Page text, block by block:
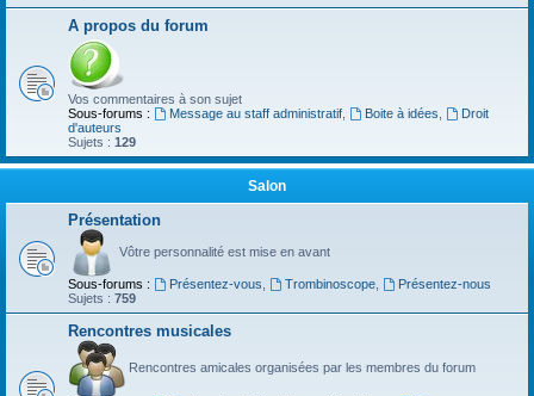
A propos du forum
Vos commentaires à son sujet
Sous-forums :
Message au staff administratif, Boite à idées
Droit
d'auteurs
Sujets : 129
Salon
Présentation
Vôtre personnalité est mise en avant
Sous-forums : Présentez-vous Trombinoscope,
Présentez-nous
Sujets : 759
Rencontres musicales
Rencontres amicales organisées par les membres du forum